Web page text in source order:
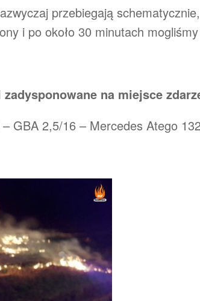
przebiegają
i po około 30 minutach
na miejsce
– GBA 2,5/16 – Mercedes Atego